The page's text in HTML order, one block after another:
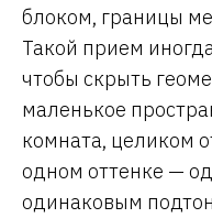
блоком, границы
Такой прием
чтобы скрыть
маленькое
комната, целиком
одном оттенке —
одинаковым